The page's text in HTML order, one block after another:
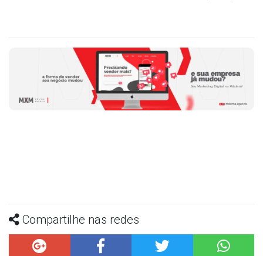
Compartilhe nas redes